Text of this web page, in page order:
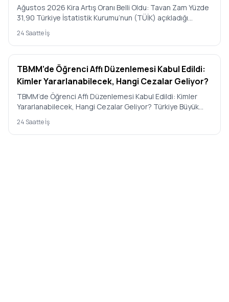
Ağustos 2026 Kira Artış Oranı Belli Oldu: Tavan Zam Yüzde
31,90 Türkiye İstatistik Kurumu’nun (TÜİK) açıkladığı
Temmuz 2…
24 Saatte İş
TBMM’de Öğrenci Affı Düzenlemesi Kabul Edildi:
Kimler Yararlanabilecek, Hangi Cezalar Geliyor?
TBMM’de Öğrenci Affı Düzenlemesi Kabul Edildi: Kimler
Yararlanabilecek, Hangi Cezalar Geliyor? Türkiye Büyük
Millet Mecl…
24 Saatte İş